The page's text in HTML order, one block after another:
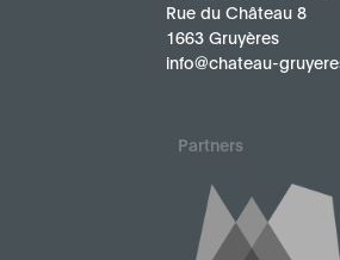
Rue du Château 8
1663 Gruyères
info@chateau-
Partners